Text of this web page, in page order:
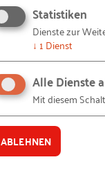
Statistiken
Dienste zur
↓ 1 Dienst
Alle Dienste
Mit diesem
ABLEHNEN